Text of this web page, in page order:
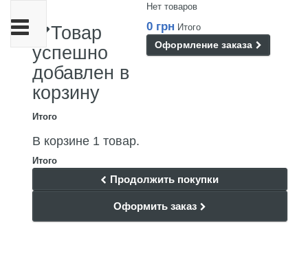
Нет товаров
0 грн Итого
Оформление заказа
Товар
успешно
добавлен в
корзину
Итого
В корзине 1 товар.
Итого
Продолжить покупки
Оформить заказ
Переключить
навигации